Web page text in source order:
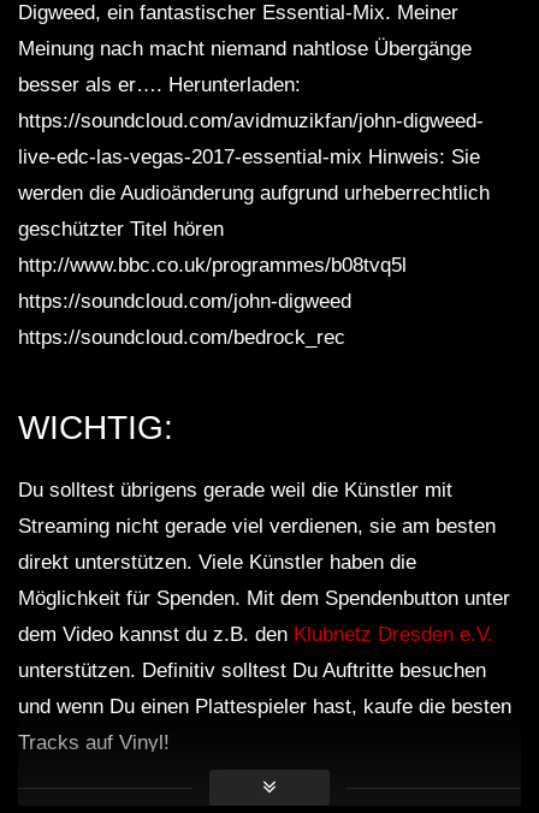
Digweed, ein fantastischer Essential-Mix. Meiner
Meinung nach macht niemand nahtlose Übergänge
besser als er…. Herunterladen:
https://soundcloud.com/avidmuzikfan/john-digweed-
live-edc-las-vegas-2017-essential-mix Hinweis: Sie
werden die Audioänderung aufgrund urheberrechtlich
geschützter Titel hören
http://www.bbc.co.uk/programmes/b08tvq5l
https://soundcloud.com/john-digweed
https://soundcloud.com/bedrock_rec
WICHTIG:
Du solltest übrigens gerade weil die Künstler mit
Streaming nicht gerade viel verdienen, sie am besten
direkt unterstützen. Viele Künstler haben die
Möglichkeit für Spenden. Mit dem Spendenbutton unter
dem Video kannst du z.B. den Klubnetz Dresden e.V.
unterstützen. Definitiv solltest Du Auftritte besuchen
und wenn Du einen Plattespieler hast, kaufe die besten
Tracks auf Vinyl!